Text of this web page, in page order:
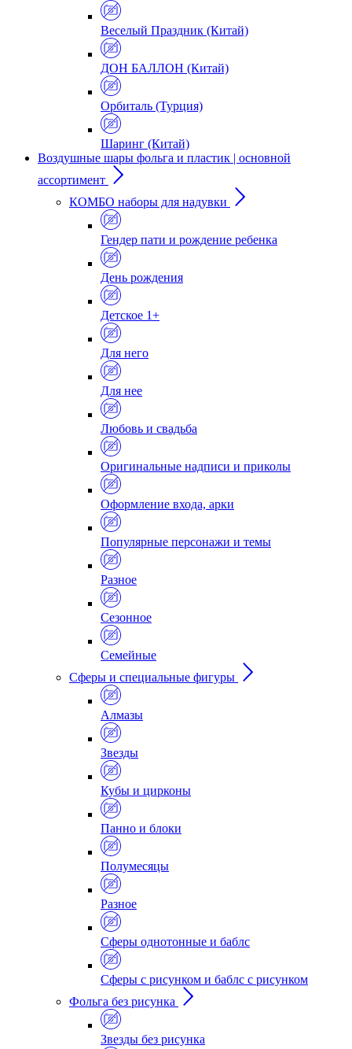
Веселый Праздник (Китай)
ДОН БАЛЛОН (Китай)
Орбиталь (Турция)
Шаринг (Китай)
Воздушные шары фольга и пластик | основной
ассортимент
КОМБО наборы для надувки
Гендер пати и рождение ребенка
День рождения
Детское 1+
Для него
Для нее
Любовь и свадьба
Оригинальные надписи и приколы
Оформление входа, арки
Популярные персонажи и темы
Разное
Сезонное
Семейные
Сферы и специальные фигуры
Алмазы
Звезды
Кубы и цирконы
Панно и блоки
Полумесяцы
Разное
Сферы однотонные и баблс
Сферы с рисунком и баблс с рисунком
Фольга без рисунка
Звезды без рисунка